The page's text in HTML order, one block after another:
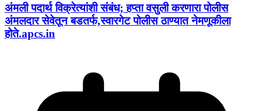
अंमली पदार्थ विक्रेत्यांशी संबंध; हप्ता वसुली करणारा पोलीस
अंमलदार सेवेतून बडतर्फ,स्वारगेट पोलीस ठाण्यात नेमणूकीला
होते.apcs.in